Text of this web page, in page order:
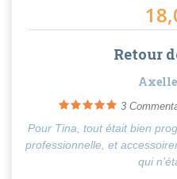
Retour
3
Pour Tina, tout était bien
professionnelle, et
qui